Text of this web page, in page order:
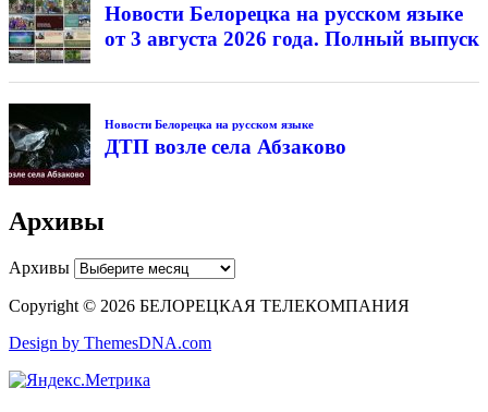
Новости Белорецка на русском языке
от 3 августа 2026 года. Полный выпуск
Новости Белорецка на русском языке
ДТП возле села Абзаково
Архивы
Архивы
Copyright © 2026 БЕЛОРЕЦКАЯ ТЕЛЕКОМПАНИЯ
Design by ThemesDNA.com